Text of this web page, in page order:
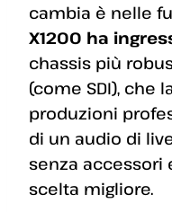
cambia è nelle
X1200 ha
chassis più
(come SDI), che
produzioni
di un audio di
senza accessori
scelta migliore.